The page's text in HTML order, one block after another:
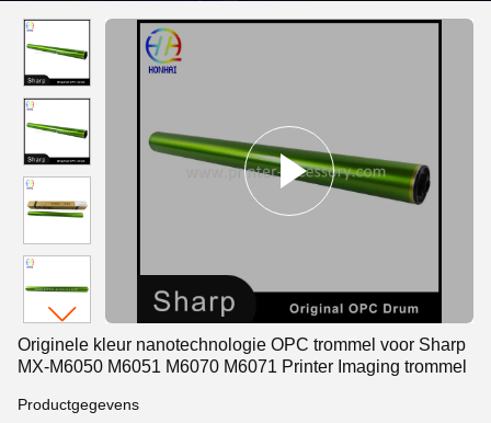
Originele kleur nanotechnologie OPC trommel voor Sharp
MX-M6050 M6051 M6070 M6071 Printer Imaging trommel
Productgegevens